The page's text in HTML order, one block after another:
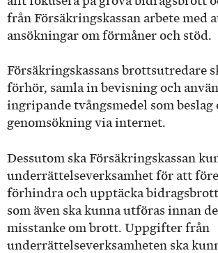
från Försäkringskassan arbete med
ansökningar om förmåner och stöd.
Försäkringskassans brottsutredare
förhör, samla in bevisning och
ingripande tvångsmedel som beslag
genomsökning via internet.
Dessutom ska Försäkringskassan
underrättelseverksamhet för att
förhindra och upptäcka
som även ska kunna utföras innan
misstanke om brott. Uppgifter från
underrättelseverksamheten ska